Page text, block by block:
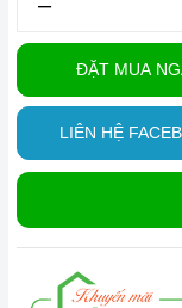
ĐẶT MUA
LIÊN HỆ